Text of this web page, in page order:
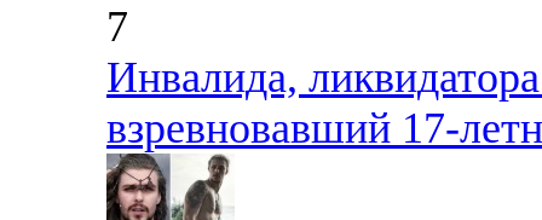
7
Инвалида,
взревновавший 17-